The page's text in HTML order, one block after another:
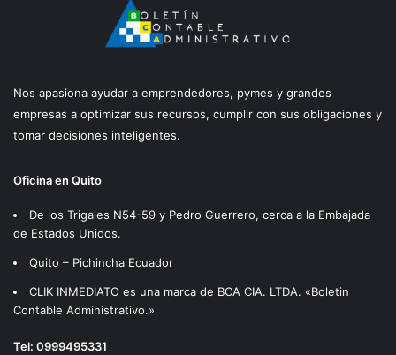
Nos apasiona ayudar a emprendedores, pymes y grandes
empresas a optimizar sus recursos, cumplir con sus obligaciones y
tomar decisiones inteligentes.
Oficina en Quito
De los Trigales N54-59 y Pedro Guerrero, cerca a la Embajada
de Estados Unidos.
Quito – Pichincha Ecuador
CLIK INMEDIATO es una marca de BCA CIA. LTDA. «Boletin
Contable Administrativo.»
Tel: 0999495331